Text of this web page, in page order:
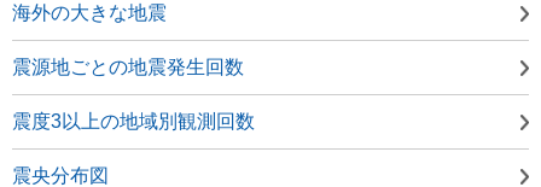
海外の大きな地震
震源地ごとの地震発生回数
震度3以上の地域別観測回数
震央分布図